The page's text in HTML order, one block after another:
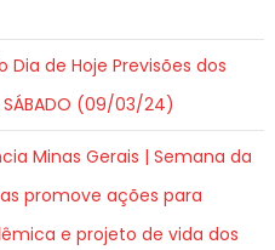
Dia de Hoje Previsões dos
(09/03/24)
Minas Gerais | Semana da
promove ações para
e projeto de vida dos